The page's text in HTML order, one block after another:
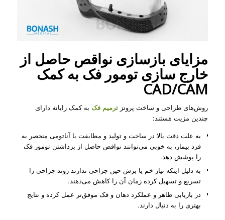
مزایای بازسازی نواقص حاصل از
خارج سازی تومور فک به کمک
CAD/CAM
روش‌های طراحی و ساخت پروتز ترمیم فکبه کمک رایانه دارای
چندین مزیت هستند:
به علت دقت بالا در ساخت و تولید و مطابقت با آناتومی منحصر به
فرد بیمار، به خوبی می‌توانند نواقص حاصل از برداشتن تومور فک
را پوشش دهد.
به دلیل اینکه نیاز خم یا برش حین جراحی ندارند روند جراحی را
تسریع و تسهیل کرده زمان آن را کاهش می‌دهند.
در بازیابی ظاهر و عملکرد دهان و فک موفق‌تر عمل کرده و نتایج
بهتری را به دنبال دارند.